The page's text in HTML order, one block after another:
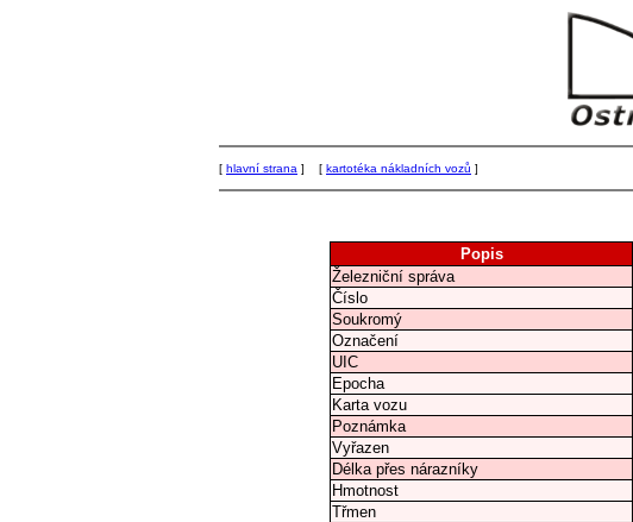
[ hlavní strana ] [ kartotéka nákladních vozů ]
Popis
Železniční správa
Číslo
Soukromý
Označení
UIC
Epocha
Karta vozu
Poznámka
Vyřazen
Délka přes nárazníky
Hmotnost
Třmen